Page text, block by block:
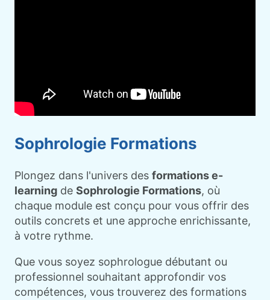
Sophrologie Formations
Plongez dans l'univers des formations e-
learning de Sophrologie Formations, où
chaque module est conçu pour vous offrir des
outils concrets et une approche enrichissante,
à votre rythme.
Que vous soyez sophrologue débutant ou
professionnel souhaitant approfondir vos
compétences, vous trouverez des formations